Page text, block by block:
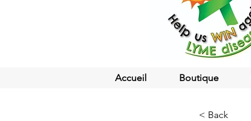
Accueil Boutique
< Back